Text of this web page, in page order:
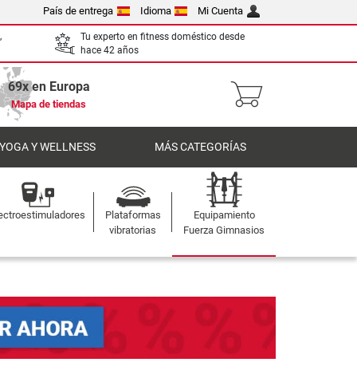
País de entrega Idioma Mi Cuenta
Tu experto en fitness doméstico desde
hace 42 años
69x en Europa
Mapa de tiendas
Y WELLNESS MÁS CATEGORÍAS
Plataformas
vibratorias
Equipamiento
Fuerza Gimnasios